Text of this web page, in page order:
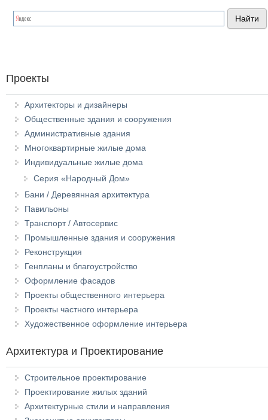
Проекты
Архитекторы и дизайнеры
Общественные здания и сооружения
Административные здания
Многоквартирные жилые дома
Индивидуальные жилые дома
Серия «Народный Дом»
Бани / Деревянная архитектура
Павильоны
Транспорт / Автосервис
Промышленные здания и сооружения
Реконструкция
Генпланы и благоустройство
Оформление фасадов
Проекты общественного интерьера
Проекты частного интерьера
Художественное оформление интерьера
Архитектура и Проектирование
Строительное проектирование
Проектирование жилых зданий
Архитектурные стили и направления